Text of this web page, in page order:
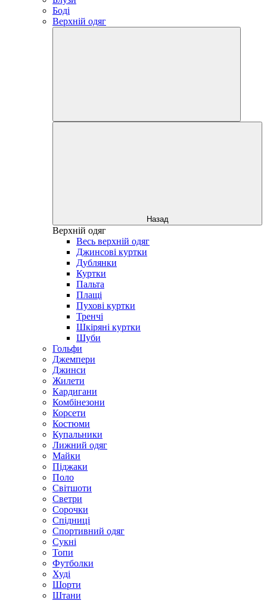
Боді
Верхній одяг
Назад
Верхній одяг
Весь верхній одяг
Джинсові куртки
Дублянки
Куртки
Пальта
Плащі
Пухові куртки
Тренчі
Шкіряні куртки
Шуби
Гольфи
Джемпери
Джинси
Жилети
Кардигани
Комбінезони
Корсети
Костюми
Купальники
Лижний одяг
Майки
Піджаки
Поло
Світшоти
Светри
Сорочки
Спідниці
Спортивний одяг
Сукні
Топи
Футболки
Худі
Шорти
Штани